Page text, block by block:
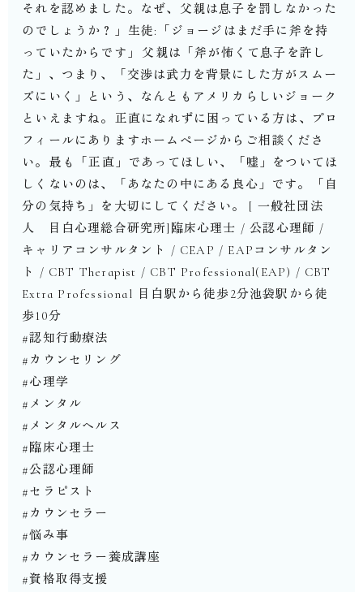
それを認めました。なぜ、父親は息子を罰しなかった
のでしょうか？」⁡生徒:「ジョージはまだ手に斧を持
っていたからです」⁡⁡父親は「斧が怖くて息子を許し
た」、つまり、「交渉は武力を背景にした方がスムー
ズにいく」という、なんともアメリカらしいジョーク
といえますね。⁡正直になれずに困っている方は、プロ
フィールにありますホームページからご相談くださ
い。⁡最も「正直」であってほしい、「嘘」をついてほ
しくないのは、「あなたの中にある良心」です。⁡「自
分の気持ち」を大切にしてください。⁡⁡⁡⁡[ 一般社団法
人 目白心理総合研究所]臨床心理士 / 公認心理師 /
キャリアコンサルタント / CEAP / EAPコンサルタン
ト / CBT Therapist︎ / CBT Professional(EAP) / CBT
Extra Professional ︎⁡目白駅から徒歩2分池袋駅から徒
歩10分⁡⁡
#認知行動療法
#カウンセリング
#心理学
#メンタル
#メンタルヘルス
#臨床心理士
#公認心理師
#セラピスト
#カウンセラー
#悩み事
#カウンセラー養成講座
#資格取得支援